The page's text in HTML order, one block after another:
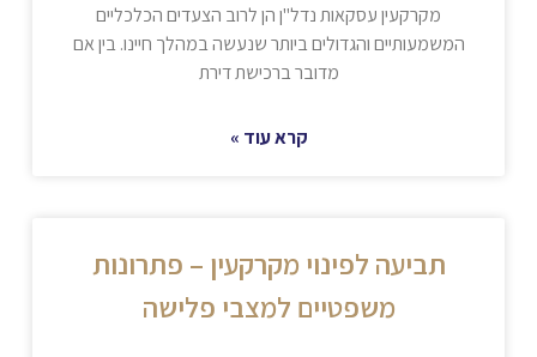
מקרקעין עסקאות נדל"ן הן לרוב הצעדים הכלכליים
המשמעותיים והגדולים ביותר שנעשה במהלך חיינו. בין אם
מדובר ברכישת דירת
קרא עוד »
תביעה לפינוי מקרקעין – פתרונות
משפטיים למצבי פלישה